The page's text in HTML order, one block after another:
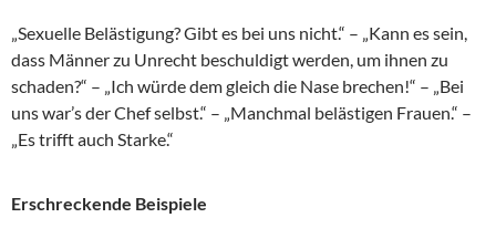
„Sexuelle Belästigung? Gibt es bei uns nicht.“ – „Kann es sein,
dass Männer zu Unrecht beschuldigt werden, um ihnen zu
schaden?“ – „Ich würde dem gleich die Nase brechen!“ – „Bei
uns war’s der Chef selbst.“ – „Manchmal belästigen Frauen.“ –
„Es trifft auch Starke.“
Erschreckende Beispiele